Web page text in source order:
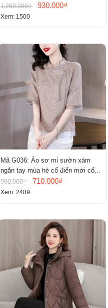
1.260.000₫ 930.000₫
Xem: 1500
Mã G036: Áo sơ mi sườn xám
ngắn tay mùa hè cổ điển mới cổ
đứng
990.000₫ 710.000₫
Xem: 2489